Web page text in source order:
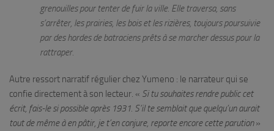
grenouilles pour tenter de fuir la ville. Elle traversa, sans
s’arrêter, les prairies, les bois et les rizières, toujours poursuivie
par des hordes de batraciens prêts à se marcher dessus pour la
rattraper.
Autre ressort narratif régulier chez Yumeno : le narrateur qui se
confie directement à son lecteur. « Si tu souhaites rendre public cet
écrit, fais-le si possible après 1931. S’il te semblait que quelqu’un aurait
tout de même à en pâtir, je t’en conjure, reporte encore cette parution»